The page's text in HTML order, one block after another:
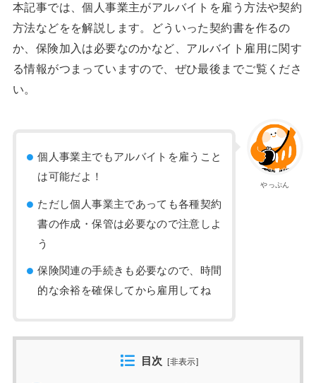
本記事では、個人事業主がアルバイトを雇う方法や契約
方法などをを解説します。どういった契約書を作るの
か、保険加入は必要なのかなど、アルバイト雇用に関す
る情報がつまっていますので、ぜひ最後までご覧くださ
い。
やっぷん
個人事業主でもアルバイトを雇うこと
は可能だよ！
ただし個人事業主であっても各種契約
書の作成・保管は必要なので注意しよ
う
保険関連の手続きも必要なので、時間
的な余裕を確保してから雇用してね
目次 [非表示]